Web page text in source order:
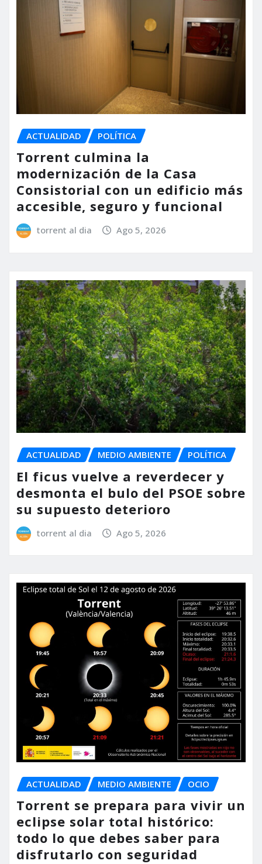
ACTUALIDAD POLÍTICA
Torrent culmina la
modernización de la Casa
Consistorial con un edificio más
accesible, seguro y funcional
torrent al dia Ago 5, 2026
ACTUALIDAD MEDIO AMBIENTE POLÍTICA
El ficus vuelve a reverdecer y
desmonta el bulo del PSOE sobre
su supuesto deterioro
torrent al dia Ago 5, 2026
ACTUALIDAD MEDIO AMBIENTE OCIO
Torrent se prepara para vivir un
eclipse solar total histórico:
todo lo que debes saber para
disfrutarlo con seguridad